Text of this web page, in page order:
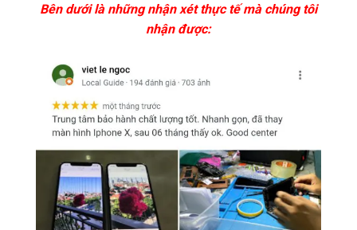
Bên dưới là những nhận xét thực tế mà chúng tôi
nhận được: